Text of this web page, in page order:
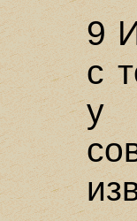
9
с
у